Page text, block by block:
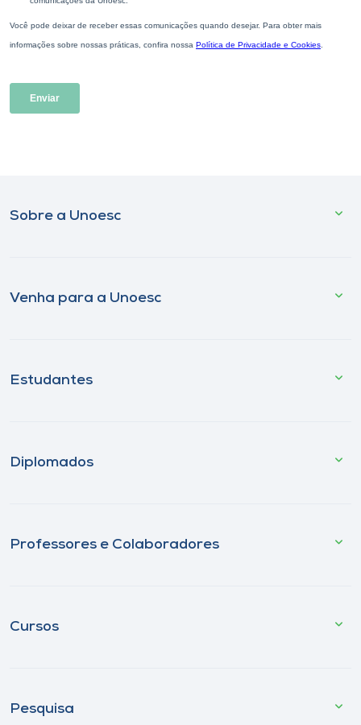
Sobre a Unoesc
Venha para a Unoesc
Estudantes
Diplomados
Professores e Colaboradores
Cursos
Pesquisa